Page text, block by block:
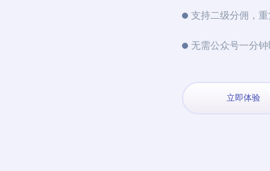
支持二级分佣，
无需公众号一分
立即体验